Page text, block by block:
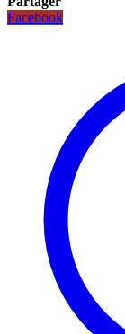
Facebook